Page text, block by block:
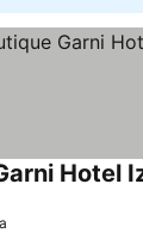
Hotel